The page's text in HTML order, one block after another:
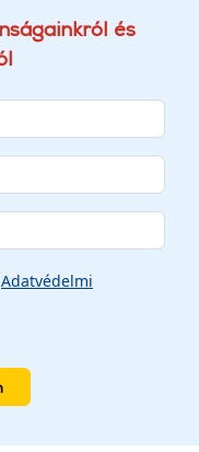
és
Adatvédelmi